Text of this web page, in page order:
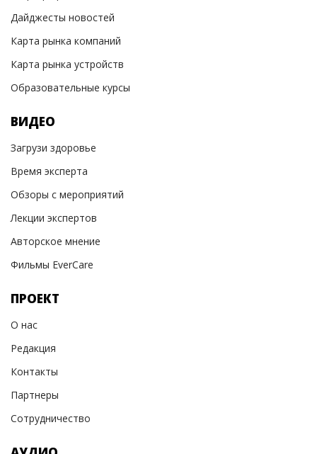
Дайджесты новостей
Карта рынка компаний
Карта рынка устройств
Образовательные курсы
ВИДЕО
Загрузи здоровье
Время эксперта
Обзоры с мероприятий
Лекции экспертов
Авторское мнение
Фильмы EverCare
ПРОЕКТ
О нас
Редакция
Контакты
Партнеры
Сотрудничество